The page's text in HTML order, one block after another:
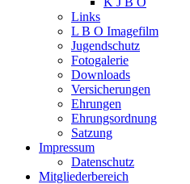
Links
L B O Imagefilm
Jugendschutz
Fotogalerie
Downloads
Versicherungen
Ehrungen
Ehrungsordnung
Satzung
Impressum
Datenschutz
Mitgliederbereich